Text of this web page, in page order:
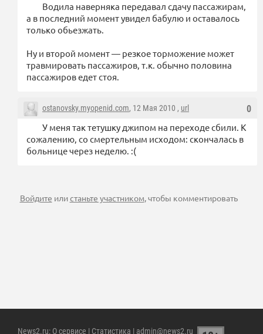
Водила наверняка передавал сдачу пассажирам,
а в последний момент увидел бабулю и оставалось
только обьезжать.
Ну и второй момент — резкое торможение может
травмировать пассажиров, т.к. обычно половина
пассажиров едет стоя.
0
ostanovsky.myopenid.com, 12 Мая 2010 , url
У меня так тетушку джипом на переходе сбили. К
сожалению, со смертельным исходом: скончалась в
больнице через неделю. :(
Войдите илистаньте участником, чтобы комментировать
News2.ru: О сервисе | Статистика | admin@news2.ru